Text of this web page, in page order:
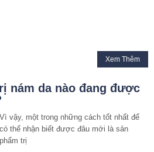
Xem Thêm
nám da nào đang được
Vì vậy, một trong những cách tốt nhất để
có thể nhận biết được đâu mới là sản
phẩm trị